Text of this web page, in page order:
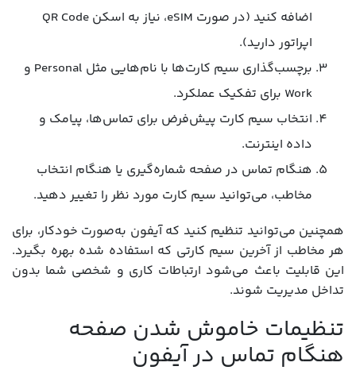
اضافه کنید (در صورت eSIM، نیاز به اسکن QR Code
اپراتور دارید).
برچسب‌گذاری سیم کارت‌ها با نام‌هایی مثل Personal و
Work برای تفکیک عملکرد.
انتخاب سیم کارت پیش‌فرض برای تماس‌ها، پیامک و
داده اینترنت.
هنگام تماس در صفحه شماره‌گیری یا هنگام انتخاب
مخاطب، می‌توانید سیم کارت مورد نظر را تغییر دهید.
همچنین می‌توانید تنظیم کنید که آیفون به‌صورت خودکار، برای
هر مخاطب از آخرین سیم کارتی که استفاده شده بهره بگیرد.
این قابلیت باعث می‌شود ارتباطات کاری و شخصی شما بدون
تداخل مدیریت شوند.
تنظیمات خاموش شدن صفحه
هنگام تماس در آیفون